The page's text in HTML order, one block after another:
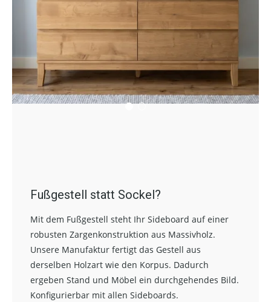
Fußgestell statt Sockel?
Mit dem Fußgestell steht Ihr Sideboard auf einer
robusten Zargenkonstruktion aus Massivholz.
Unsere Manufaktur fertigt das Gestell aus
derselben Holzart wie den Korpus. Dadurch
ergeben Stand und Möbel ein durchgehendes Bild.
Konfigurierbar mit allen Sideboards.